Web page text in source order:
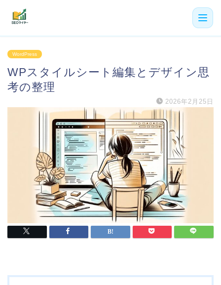
機能
利用者の声
よくある質問
お役立ち記事
WordPress
WPスタイルシート編集とデザイン思
考の整理
2026年2月25日